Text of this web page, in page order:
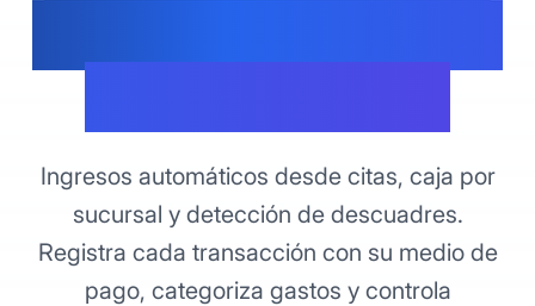
Ingresos automáticos desde citas, caja por
sucursal y detección de descuadres.
Registra cada transacción con su medio de
pago, categoriza gastos y controla